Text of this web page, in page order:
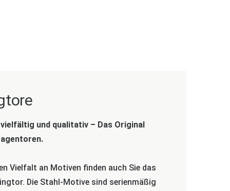
und qualitativ – Das Original
Vielfalt an Motiven finden auch Sie das
Die Stahl-Motive sind serienmäßig